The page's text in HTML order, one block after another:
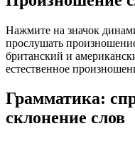
Нажмите на значок
прослушать
британский и
естественное
Грамматика:
склонение слов